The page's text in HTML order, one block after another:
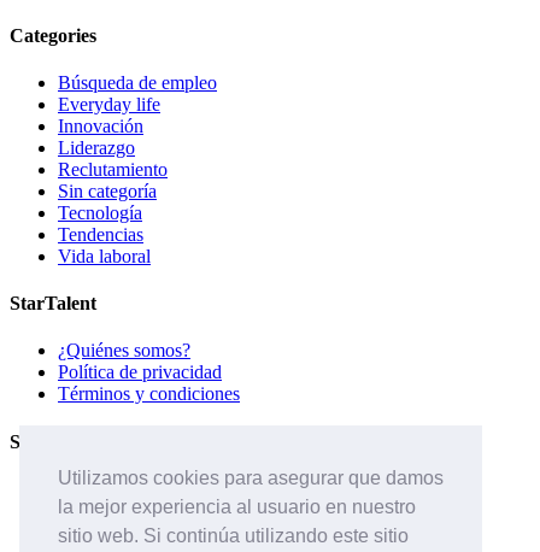
Utilizamos cookies para asegurar que damos
la mejor experiencia al usuario en nuestro
sitio web. Si continúa utilizando este sitio
Categories
Búsqueda de empleo
Everyday life
Innovación
Liderazgo
Reclutamiento
Sin categoría
Tecnología
Tendencias
Vida laboral
StarTalent
¿Quiénes somos?
Política de privacidad
Términos y condiciones
Servicios
Páginas de carreras
Sistema ATS
Contáctanos